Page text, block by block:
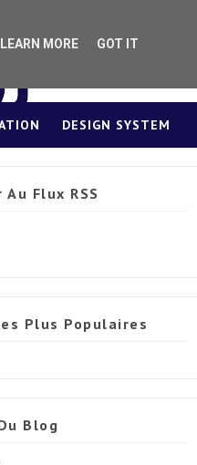
DESIGN SYSTEM
Flux RSS
Plus Populaires
Blog
LEARN MORE GOT IT